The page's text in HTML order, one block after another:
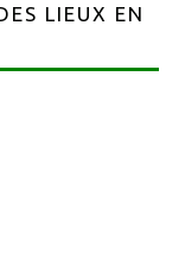
LIEUX EN